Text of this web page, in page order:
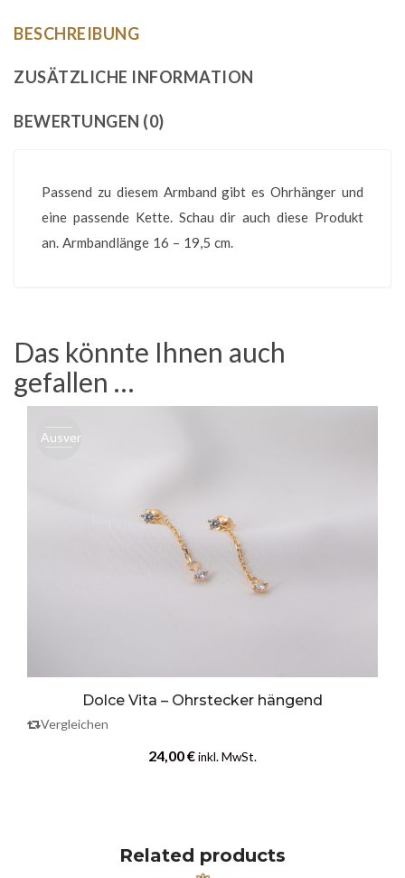
BESCHREIBUNG
ZUSÄTZLICHE INFORMATION
BEWERTUNGEN (0)
Passend zu diesem Armband gibt es Ohrhänger und
eine passende Kette. Schau dir auch diese Produkt
an. Armbandlänge 16 – 19,5 cm.
Das könnte Ihnen auch
gefallen …
Ausverk.
Dolce Vita – Ohrstecker hängend
Vergleichen
24,00€inkl. MwSt.
Related products